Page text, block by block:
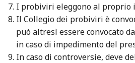
I probiviri eleggono al proprio
Il Collegio dei probiviri è
può altresì essere convocato
in caso di impedimento del
In caso di controversie, deve